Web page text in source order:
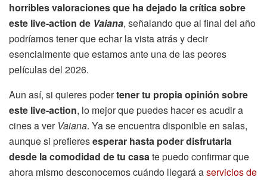
horribles valoraciones que ha dejado la crítica sobre
este live-action de Vaiana, señalando que al final del año
podríamos tener que echar la vista atrás y decir
esencialmente que estamos ante una de las peores
películas del 2026.
Aun así, si quieres podertener tu propia opinión sobre
este live-action, lo mejor que puedes hacer es acudir a
cines a ver Vaiana. Ya se encuentra disponible en salas,
aunque si prefieresesperar hasta poder disfrutarla
desde la comodidad de tu casate puedo confirmar que
ahora mismo desconocemos cuándo llegará aservicios de